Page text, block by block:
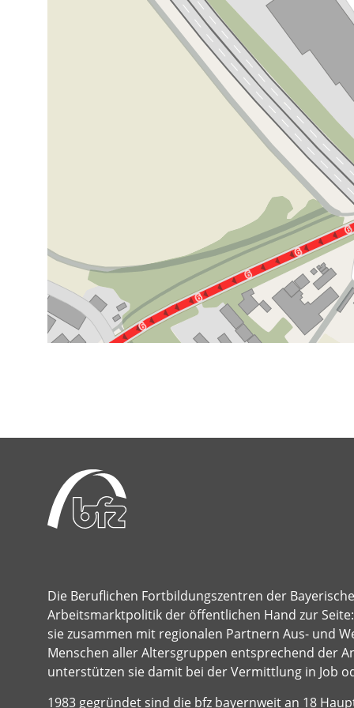
Die Beruflichen Fortbildungszentren der
Arbeitsmarktpolitik der öffentlichen Hand zur
sie zusammen mit regionalen Partnern Aus- und
Menschen aller Altersgruppen entsprechend der
unterstützen sie damit bei der Vermittlung in Job
1983 gegründet sind die bfz bayernweit an 18